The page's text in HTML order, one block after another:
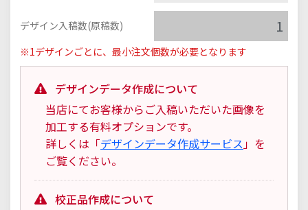
デザイン入稿数(原稿数)
※1デザインごとに、最小注文個数が必要となります
デザインデータ作成について
当店にてお客様からご入稿いただいた画像を
加工する有料オプションです。
詳しくは「デザインデータ作成サービス 」を
ご覧ください。
校正品作成について